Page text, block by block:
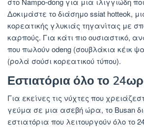
Δοκιμάστε το διάσημο ssiat hotteok,
κορεατικής γλυκιάς τηγανίτας με
καρπούς. Για κάτι πιο ουσιαστικό,
που πωλούν odeng (σουβλάκια κέικ
(ρολά σούσι κορεατικού τύπου).
Εστιατόρια όλο το
Για εκείνες τις νύχτες που
γεύμα σε μια ασεβή ώρα, το Busan
εστιατόρια που λειτουργούν όλο το